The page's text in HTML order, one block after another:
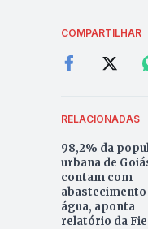
COMPARTILHAR
RELACIONADAS
98,2% da
urbana de
contam com
abastecimento
água, aponta
relatório da